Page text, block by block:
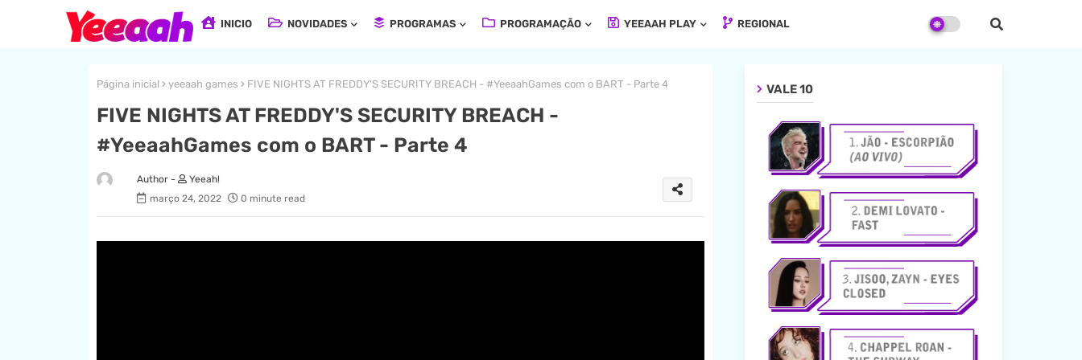
INICIO NOVIDADES PROGRAMAS PROGRAMAÇÃO YEEAAH PLAY REGIONAL
Página inicial yeeaah games FIVE NIGHTS AT FREDDY'S SECURITY BREACH - #YeeaahGames com o BART - Parte 4
FIVE NIGHTS AT FREDDY'S SECURITY BREACH -
#YeeaahGames com o BART - Parte 4
Yeeah!
março 24, 2022
0 minute read
VALE 10